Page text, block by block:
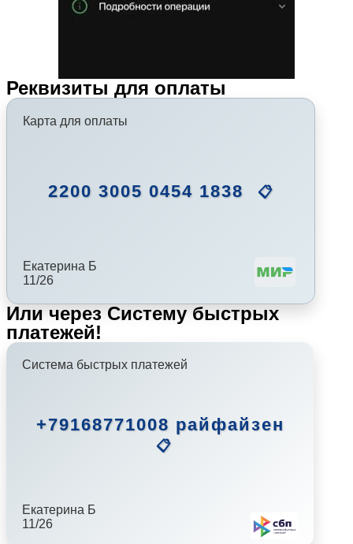
Реквизиты для оплаты
Карта для оплаты
2200 3005 0454 1838 📋
Екатерина Б
11/26
Или через Систему быстрых
платежей!
Система быстрых платежей
+79168771008 райфайзен
📋
Екатерина Б
11/26